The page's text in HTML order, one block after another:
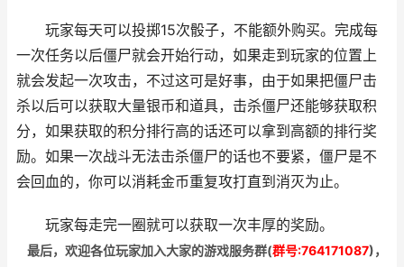
玩家每天可以投掷15次骰子，不能额外购买。完成每
一次任务以后僵尸就会开始行动，如果走到玩家的位置上
就会发起一次攻击，不过这可是好事，由于如果把僵尸击
杀以后可以获取大量银币和道具，击杀僵尸还能够获取积
分，如果获取的积分排行高的话还可以拿到高额的排行奖
励。如果一次战斗无法击杀僵尸的话也不要紧，僵尸是不
会回血的，你可以消耗金币重复攻打直到消灭为止。
玩家每走完一圈就可以获取一次丰厚的奖励。
最后，欢迎各位玩家加入大家的游戏服务群(群号:764171087)，